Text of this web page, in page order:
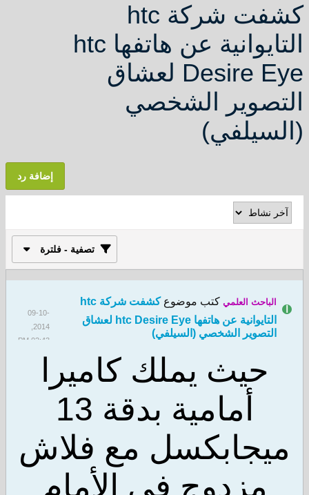
كشفت شركة htc
التايوانية عن هاتفها htc
Desire Eye لعشاق
الشخصي
تصفية - فلترة
العلمي كتب موضوع
كشفت شركة htc
التايوانية عن هاتفها htc Desire Eye لعشاق
الشخصي (السيلفي)
2014,
يملك كاميرا
أمامية بدقة 13
مع فلاش
في الأمام